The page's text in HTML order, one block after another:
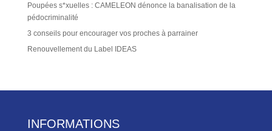
Poupées s*xuelles : CAMELEON dénonce la banalisation de la
pédocriminalité
3 conseils pour encourager vos proches à parrainer
Renouvellement du Label IDEAS
INFORMATIONS